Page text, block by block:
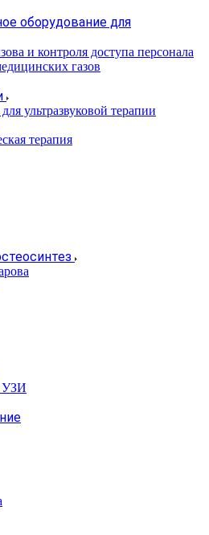
оборудование для
и контроля доступа персонала
газов
ультразвуковой терапии
терапия
УЗИ